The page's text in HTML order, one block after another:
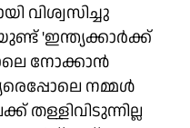
വിശ്വസിച്ചു
'ഇന്ത്യക്കാര്‍ക്ക്
നോക്കാന്‍
നമ്മള്‍
തള്ളിവിടുന്നില്ല